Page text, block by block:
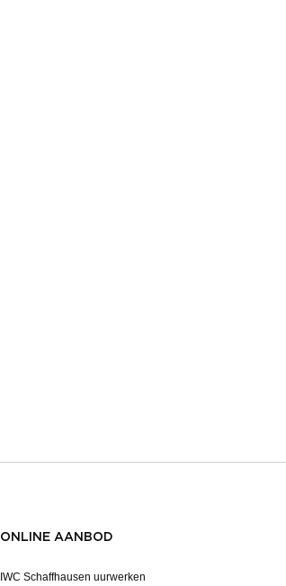
ONLINE AANBOD
IWC Schaffhausen uurwerken